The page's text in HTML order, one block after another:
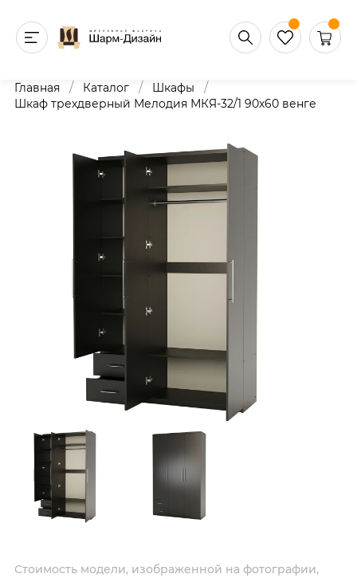
Главная / Каталог / Шкафы /
Шкаф трехдверный Мелодия МКЯ-32/1 90х60 венге
Стоимость модели, изображенной на фотографии,